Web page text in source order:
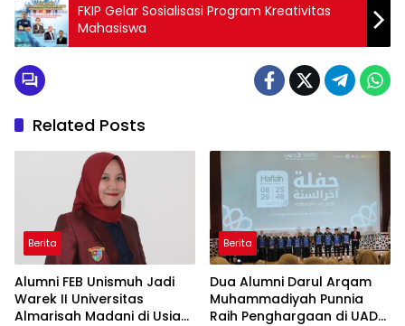
FKIP Gelar Sosialisasi Program Kreativitas
Mahasiswa
Related Posts
Berita
Alumni FEB Unismuh Jadi
Warek II Universitas
Almarisah Madani di Usia
Berita
Dua Alumni Darul Arqam
Muhammadiyah Punnia
Raih Penghargaan di UAD